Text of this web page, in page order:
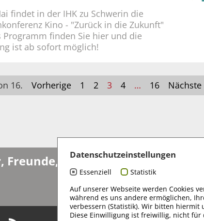
findet in der IHK zu Schwerin die
Kino - "Zurück in die Zukunft"
Programm finden Sie hier und die
ist ab sofort möglich!
16. Vorherige 1 2 3 4 … 16 Nächste
Freunde, Förderer und Sponsoren
Datenschutzeinstellungen
Essenziell
Statistik
Auf unserer Webseite werden Cookies
während es uns andere ermöglichen,
verbessern (Statistik). Wir bitten hiermit
Diese Einwilligung ist freiwillig, nicht